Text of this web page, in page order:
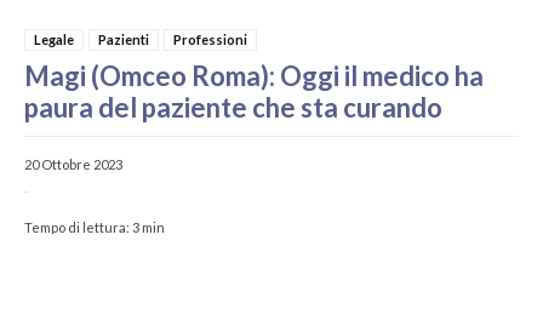
Legale Pazienti Professioni
Magi (Omceo Roma): Oggi il medico ha
paura del paziente che sta curando
20 Ottobre 2023
-
Tempo di lettura: 3 min